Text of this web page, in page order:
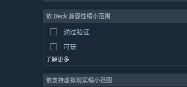
视频制作
照片编辑
依 Deck 兼容性缩小范围
通过验证
可玩
了解更多
依支持虚拟现实缩小范围